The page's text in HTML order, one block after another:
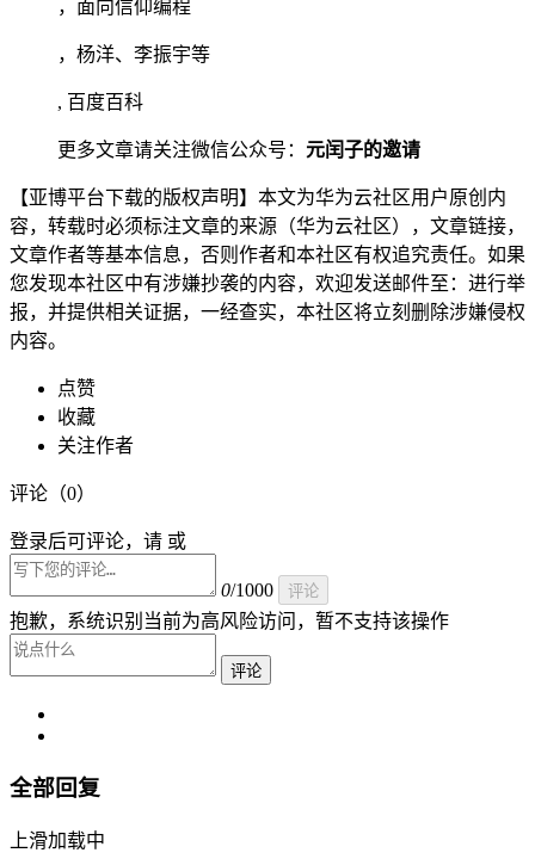
，面向信仰编程
，杨洋、李振宇等
, 百度百科
更多文章请关注微信公众号： 元闰子的邀请
【亚博平台下载的版权声明】本文为华为云社区用户原创内
容，转载时必须标注文章的来源（华为云社区），文章链接，
文章作者等基本信息，否则作者和本社区有权追究责任。如果
您发现本社区中有涉嫌抄袭的内容，欢迎发送邮件至：进行举
报，并提供相关证据，一经查实，本社区将立刻删除涉嫌侵权
内容。
点赞
收藏
关注作者
评论（0）
登录后可评论，请 或
0/1000 评论
抱歉，系统识别当前为高风险访问，暂不支持该操作
评论
全部回复
上滑加载中